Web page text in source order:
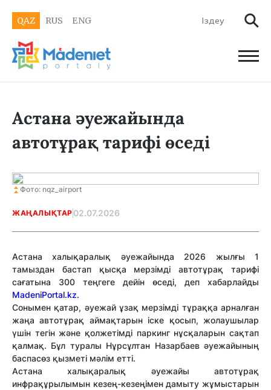
QAZ RUS ENG
Астана әуежайында
автотұрақ тарифі өседі
Фото: nqz_airport
ЖАҢАЛЫҚТАР 02.07.2026
Астана халықаралық әуежайында 2026 жылғы 1
тамыздан бастап қысқа мерзімді автотұрақ тарифі
сағатына 300 теңгеге дейін өседі, деп хабарлайды
MadeniPortal.kz.
Сонымен қатар, әуежай ұзақ мерзімді тұраққа арналған
жаңа автотұрақ аймақтарын іске қосып, жолаушылар
үшін тегін және қолжетімді паркинг нұсқаларын сақтап
қалмақ. Бұл туралы Нұрсұлтан Назарбаев әуежайының
баспасөз қызметі мәлім етті.
Астана халықаралық әуежайы автотұрақ
инфрақұрылымын кезең-кезеңімен дамыту жұмыстарын